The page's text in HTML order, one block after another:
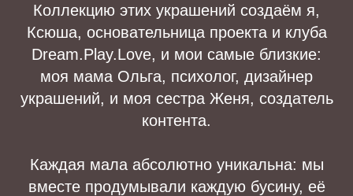
Коллекцию этих украшений создаём я,
Ксюша, основательница проекта и клуба
Dream.Play.Love, и мои самые близкие:
моя мама Ольга, психолог, дизайнер
украшений, и моя сестра Женя, создатель
контента.
Каждая мала абсолютно уникальна: мы
вместе продумывали каждую бусину, её